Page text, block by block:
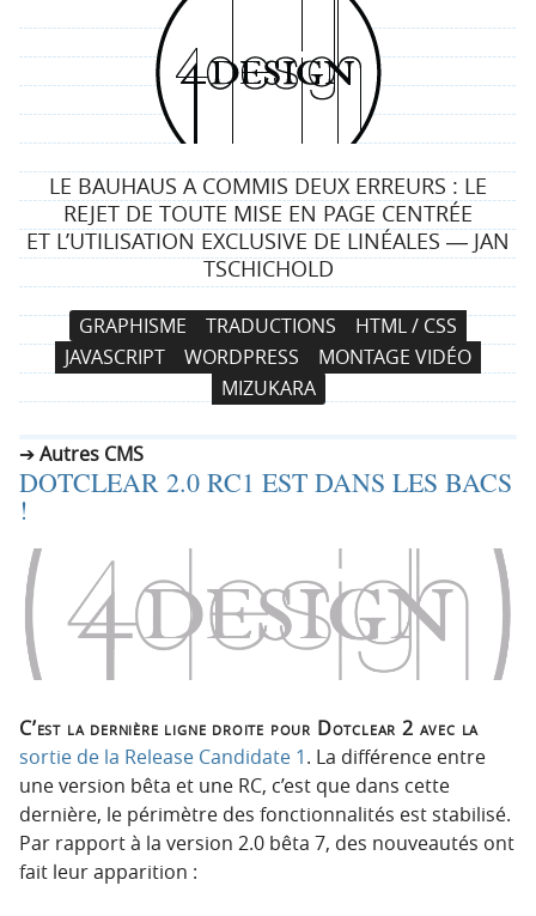
4
d
e
s
i
g
n
LE BAUHAUS A COMMIS DEUX ERREURS : LE
REJET DE TOUTE MISE EN PAGE CENTRÉE
ET L’UTILISATION EXCLUSIVE DE LINÉALES ― JAN
TSCHICHOLD
N
a
v
i
a
t
n
r
c
i
p
a
l
e
A
l
l
e
a
u
c
n
e
n
GRAPHISME TRADUCTIONS
HTML / CSS
JAVASCRIPT
WORDPRESS
MONTAGE VIDÉO
MIZUKARA
Autres CMS
DOTCLEAR 2.0 RC1 EST DANS LES BACS
!
C’est la dernière ligne droite pour Dotclear 2 avec la
sortie de la Release Candidate 1. La différence entre
une version bêta et une RC, c’est que dans cette
dernière, le périmètre des fonctionnalités est stabilisé.
Par rapport à la version 2.0 bêta 7, des nouveautés ont
fait leur apparition :